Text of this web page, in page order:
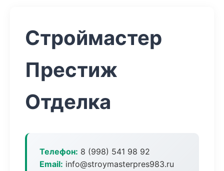
Строймастер
Престиж
Отделка
Телефон: 8 (998) 541 98 92
Email: info@stroymasterpres983.ru